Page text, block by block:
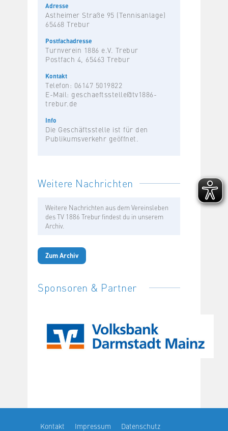
Adresse
Astheimer Straße 95 (Tennisanlage)
65468 Trebur
Postfachadresse
Turnverein 1886 e.V. Trebur
Postfach 4, 65463 Trebur
Kontakt
Telefon: 06147 5019822
E-Mail: geschaeftsstelle@tv1886-
trebur.de
Info
Die Geschäftsstelle ist für den
Publikumsverkehr geöffnet.
Weitere Nachrichten
Weitere Nachrichten aus dem Vereinsleben
des TV 1886 Trebur findest du in unserem
Archiv.
Zum Archiv
Sponsoren & Partner
Kontakt Impressum Datenschutz